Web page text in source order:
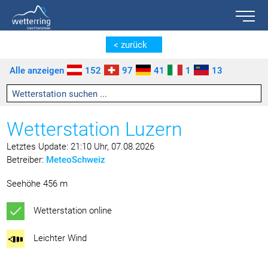
Zum Inhalt springen [AK + 0]
Zum linken senkrechten Seitenmenü springen [AK + 1]
Zum rechten senkrechten Seitenmenü springen [AK + 2]
Zu den Inhalten im Fußbereich springen [AK + 3]
Toggle
< zurück
Alle anzeigen 152 97 41 1 13
Wetterstation Luzern
Letztes Update: 21:10 Uhr, 07.08.2026
Betreiber: MeteoSchweiz
Seehöhe 456 m
Wetterstation online
Leichter Wind